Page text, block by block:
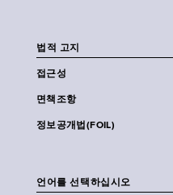
법적 고지
접근성
면책조항
정보공개법(FOIL)
언어를 선택하십시오